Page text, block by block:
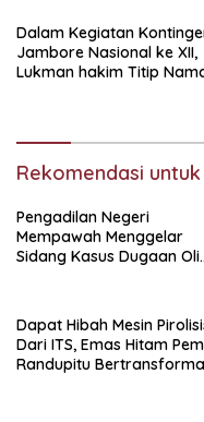
Dalam Kegiatan
Jambore Nasional ke XII,
Lukman hakim Titip
Rekomendasi
Pengadilan Negeri
Mempawah Menggelar
Sidang Kasus Dugaan Oli
Penipuan Dari Jaringan
Pemasok PT. DAB
Dapat Hibah Mesin
Dari ITS, Emas Hitam
Randupitu